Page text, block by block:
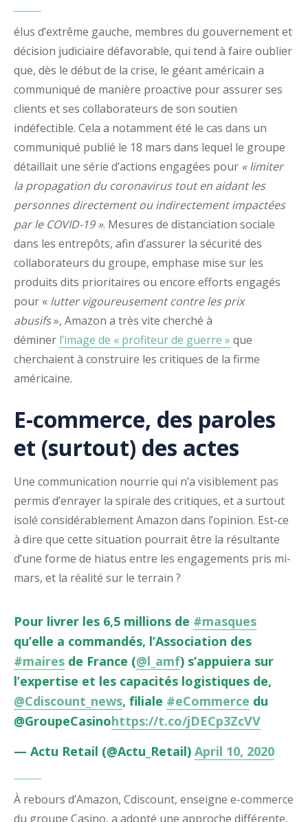
élus d’extrême gauche, membres du gouvernement et
décision judiciaire défavorable, qui tend à faire oublier
que, dès le début de la crise, le géant américain a
communiqué de manière proactive pour assurer ses
clients et ses collaborateurs de son soutien
indéfectible. Cela a notamment été le cas dans un
communiqué publié le 18 mars dans lequel le groupe
détaillait une série d’actions engagées pour « limiter
la propagation du coronavirus tout en aidant les
personnes directement ou indirectement impactées
par le COVID-19 ». Mesures de distanciation sociale
dans les entrepôts, afin d’assurer la sécurité des
collaborateurs du groupe, emphase mise sur les
produits dits prioritaires ou encore efforts engagés
pour « lutter vigoureusement contre les prix
abusifs», Amazon a très vite cherché à
déminer l’image de « profiteur de guerre » que
cherchaient à construire les critiques de la firme
américaine.
E-commerce, des paroles
et (surtout) des actes
Une communication nourrie qui n’a visiblement pas
permis d’enrayer la spirale des critiques, et a surtout
isolé considérablement Amazon dans l’opinion. Est-ce
à dire que cette situation pourrait être la résultante
d’une forme de hiatus entre les engagements pris mi-
mars, et la réalité sur le terrain ?
Pour livrer les 6,5 millions de #masques
qu’elle a commandés, l’Association des
#maires de France (@l_amf) s’appuiera sur
l’expertise et les capacités logistiques de,
@Cdiscount_news, filiale #eCommerce du
@GroupeCasinohttps://t.co/jDECp3ZcVV
— Actu Retail (@Actu_Retail) April 10, 2020
À rebours d’Amazon, Cdiscount, enseigne e-commerce
du groupe Casino, a adopté une approche différente,